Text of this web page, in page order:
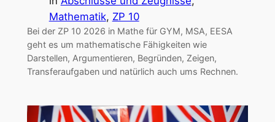
Mathematik, ZP 10
Bei der ZP 10 2026 in Mathe für GYM, MSA, EESA
geht es um mathematische Fähigkeiten wie
Darstellen, Argumentieren, Begründen, Zeigen,
Transferaufgaben und natürlich auch ums Rechnen.